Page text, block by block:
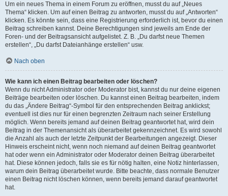
Um ein neues Thema in einem Forum zu eröffnen, musst du auf „Neues
Thema“ klicken. Um auf einen Beitrag zu antworten, musst du auf „Antworten“
klicken. Es könnte sein, dass eine Registrierung erforderlich ist, bevor du einen
Beitrag schreiben kannst. Deine Berechtigungen sind jeweils am Ende der
Foren- und der Beitragsansicht aufgelistet. Z. B. „Du darfst neue Themen
erstellen“, „Du darfst Dateianhänge erstellen“ usw.
Nach oben
Wie kann ich einen Beitrag bearbeiten oder löschen?
Wenn du nicht Administrator oder Moderator bist, kannst du nur deine eigenen
Beiträge bearbeiten oder löschen. Du kannst einen Beitrag bearbeiten, indem
du das „Ändere Beitrag“-Symbol für den entsprechenden Beitrag anklickst;
eventuell ist dies nur für einen begrenzten Zeitraum nach seiner Erstellung
möglich. Wenn bereits jemand auf deinen Beitrag geantwortet hat, wird dein
Beitrag in der Themenansicht als überarbeitet gekennzeichnet. Es wird sowohl
die Anzahl als auch der letzte Zeitpunkt der Bearbeitungen angezeigt. Dieser
Hinweis erscheint nicht, wenn noch niemand auf deinen Beitrag geantwortet
hat oder wenn ein Administrator oder Moderator deinen Beitrag überarbeitet
hat. Diese können jedoch, falls sie es für nötig halten, eine Notiz hinterlassen,
warum dein Beitrag überarbeitet wurde. Bitte beachte, dass normale Benutzer
einen Beitrag nicht löschen können, wenn bereits jemand darauf geantwortet
hat.